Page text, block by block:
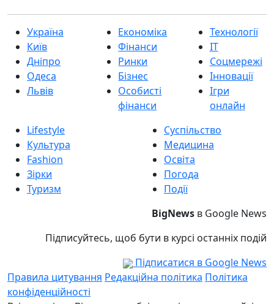
Україна
Київ
Дніпро
Одеса
Львів
Економіка
Фінанси
Ринки
Бізнес
Особисті
фінанси
Технології
IT
Соцмережі
Інновації
Ігри
онлайн
Lifestyle
Культура
Fashion
Зірки
Туризм
Суспільство
Медицина
Освіта
Погода
Події
BigNews в Google News
Підписуйтесь, щоб бути в курсі останніх подій
Підписатися в Google News
Правила цитування Редакційна політика Політика
конфіденційності